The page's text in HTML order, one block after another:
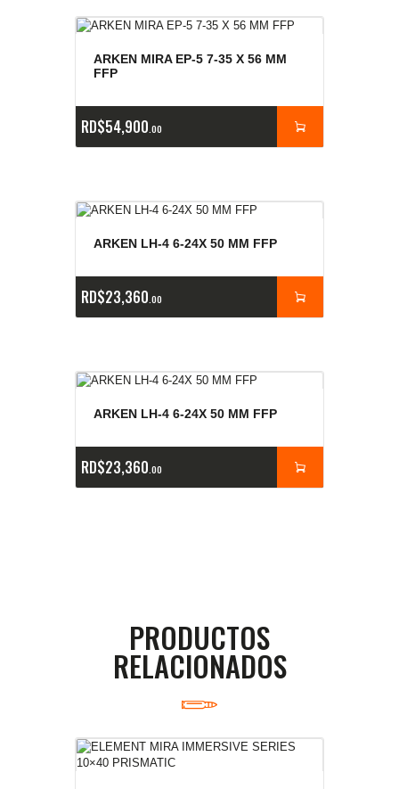
ARKEN MIRA EP-5 7-35 X 56 MM
FFP
RD$54,900 00
ARKEN LH-4 6-24X 50 MM FFP
RD$23,360 00
ARKEN LH-4 6-24X 50 MM FFP
RD$23,360 00
PRODUCTOS
RELACIONADOS